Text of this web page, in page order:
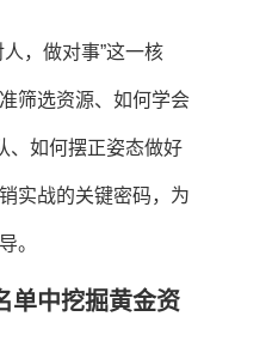
，做对事”这一核
筛选资源、如何学会
、如何摆正姿态做好
实战的关键密码，为
。
单中挖掘黄金资